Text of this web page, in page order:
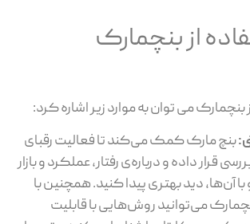
از بنچمارک
بنچمارک می توان به موارد زیر اشاره کرد:
بنچ مارک کمک می‌کند تا فعالیت رقبای
قرار داده و درباره‌ی رفتار، عملکرد و بازار
آن‌ها، دید بهتری پیدا کنید. همچنین با
می‌توانید روش‌هایی با قابلیت